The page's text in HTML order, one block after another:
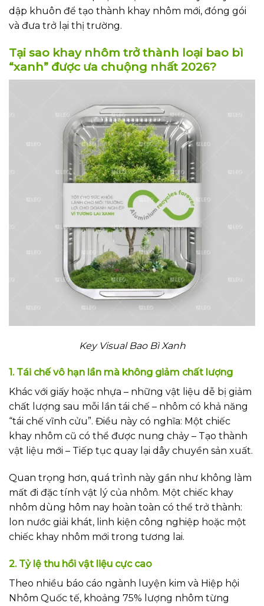
dập khuôn để tạo thành khay nhôm mới, đóng gói
và đưa trở lại thị trường.
Tại sao khay nhôm trở thành loại bao bì
“xanh” được ưa chuộng nhất 2026?
Key Visual Bao Bì Xanh
1. Tái chế vô hạn lần mà không giảm chất lượng
Khác với giấy hoặc nhựa – những vật liệu dễ bị giảm
chất lượng sau mỗi lần tái chế – nhôm có khả năng
“tái chế vĩnh cửu”. Điều này có nghĩa: Một chiếc
khay nhôm cũ có thể được nung chảy – Tạo thành
vật liệu mới – Tiếp tục quay lại dây chuyền sản xuất.
Quan trọng hơn, quá trình này gần như không làm
mất đi đặc tính vật lý của nhôm. Một chiếc khay
nhôm dùng hôm nay hoàn toàn có thể trở thành:
lon nước giải khát, linh kiện công nghiệp hoặc một
chiếc khay nhôm mới trong tương lai.
2. Tỷ lệ thu hồi vật liệu cực cao
Theo nhiều báo cáo ngành luyện kim và Hiệp hội
Nhôm Quốc tế, khoảng 75% lượng nhôm từng